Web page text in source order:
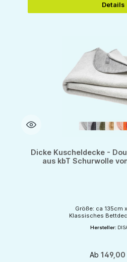
Details
Dicke Kuscheldecke -
aus kbT Schurwolle
Größe: ca 135cm
Klassisches
Hersteller:
Ab